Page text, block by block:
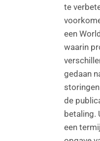
te
een
waarin
gedaan
de
betaling.
een